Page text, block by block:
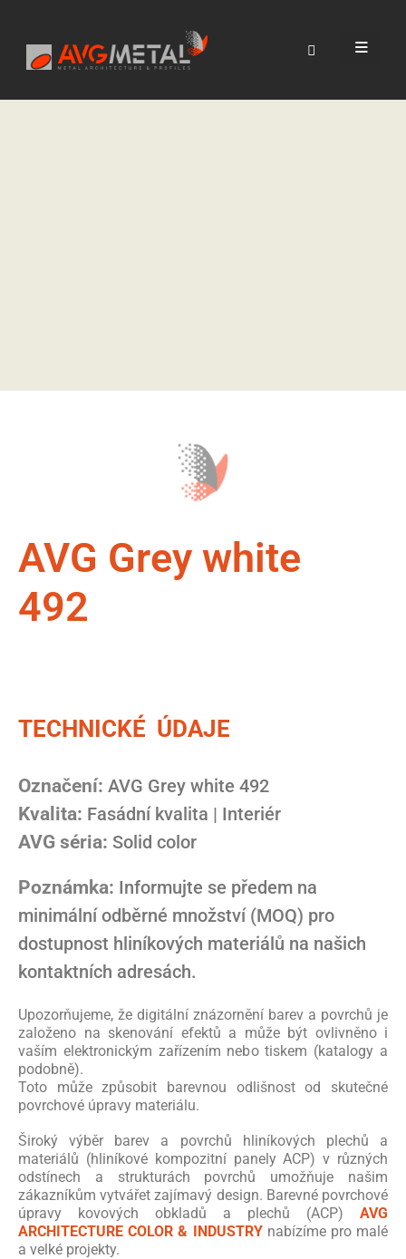
AVG Grey white
492
TECHNICKÉ ÚDAJE
Označení: AVG Grey white 492
Kvalita: Fasádní kvalita | Interiér
AVG séria: Solid color
Poznámka: Informujte se předem na
minimální odběrné množství (MOQ) pro
dostupnost hliníkových materiálů na našich
kontaktních adresách.
Upozorňujeme, že digitální znázornění barev a povrchů je
založeno na skenování efektů a může být ovlivněno i
vaším elektronickým zařízením nebo tiskem (katalogy a
podobně).
Toto může způsobit barevnou odlišnost od skutečné
povrchové úpravy materiálu.
Široký výběr barev a povrchů hliníkových plechů a
materiálů (hliníkové kompozitní panely ACP) v různých
odstínech a strukturách povrchů umožňuje našim
zákazníkům vytvářet zajímavý design. Barevné povrchové
úpravy kovových obkladů a plechů (ACP) AVG
ARCHITECTURE COLOR & INDUSTRYnabízíme pro malé
a velké projekty.